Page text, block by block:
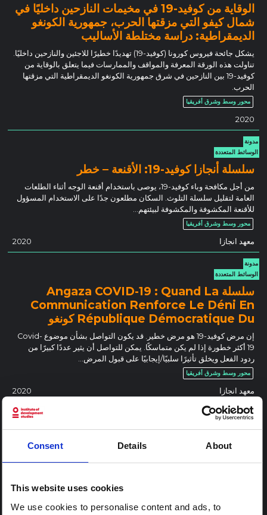
Consent Details About
This website uses cookies
We use cookies to personalise content and ads, to
الوقاية من كوفيد-19 في مخيمات النازحين داخليًا في
شمال كيفو التي مزقتها الحرب، جمهورية الكونغو
الديمقراطية: دراسة مختلطة الأساليب
يشكل جائحة فيروس كورونا (كوفيد-19) تهديدًا خطيرًا للاجئين والنازحين داخليًا.
تناولت هذه الورقة المعرفة والمواقف والممارسات فيما يتعلق بالوقاية من
كوفيد-19 بين النازحين في شرق جمهورية الكونغو الديمقراطية التي مزقتها
الحرب.
محور وسط وشرق أفريقيا
2020
مدونة
الوسائط المتعددة
سلسلة أنجازا كوفيد-19: الأقنعة – خطر
من أجل مكافحة وباء كوفيد-19، يوصى باستخدام أقنعة الوجه أثناء الطلعات
العامة لتقليل سلسلة التلوث. السكان مطلعون جدًا على الاستخدام المسؤول
للأقنعة المكشوفة والمكشوفة لبيئتهم…
محور وسط وشرق أفريقيا
معهد انجازا 2020
مدونة
الوسائط المتعددة
سلسلة Angaza COVID-19 : Quand La
Communication Renforce Le Déni En
République Démocratique Du كونغو
إن مرض كوفيد-19 هو مرض خطير. قد يكون التواصل بشأن موضوع Covid-
19 أكثر خطورة إذا لم يكن متماسكًا. يمكن للتواصل أن يثير عددًا كبيرًا من
ردود الفعل ويخلق تأثيرًا سلبيًا/إيجابيًا على قبول المرض…
محور وسط وشرق أفريقيا
معهد انجازا 2020
ورقة بحثية
تقييم نوعي لأنشطة الاستجابة الوقائية لكوفيد-19 في
جنوب كيفو، جمهورية الكونغو الديمقراطية
الهدف: في هذا التقييم لبرامج الاستجابة الوقائية لكوفيد-19 في جنوب كيفو،
لكوفيد-19، وتقييم النجاحات التشغيلية والتحديات التي واجهتها أنشطة
محور وسط وشرق أفريقيا